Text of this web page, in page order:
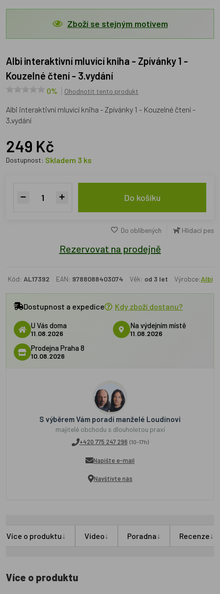
Zboží se stejným motivem
Albi interaktivní mluvící kniha - Zpívánky 1 -
Kouzelné čtení - 3.vydání
0% Ohodnotit tento produkt
Albi interaktivní mluvící kniha - Zpívánky 1 - Kouzelné čtení -
3.vydání
249 Kč
Dostupnost: Skladem 3 ks
Do košíku
Do oblíbených Hlídací pes
Rezervovat na prodejně
Kód: AL17392 EAN: 9788088403074 Věk: od 3 let Výrobce:Albi
Dostupnost a expedice Kdy zboží dostanu?
U Vás doma
11.08.2026
Na výdejním místě
11.08.2026
Prodejna Praha 8
10.08.2026
S výběrem Vám poradí manželé Loudínovi
majitelé obchodu s dlouholetou praxí
+420 775 247 296 (10-17h)
Napište e-mail
Navštivte nás
Více o produktu↓ Video↓ Poradna↓ Recenze↓
Více o produktu